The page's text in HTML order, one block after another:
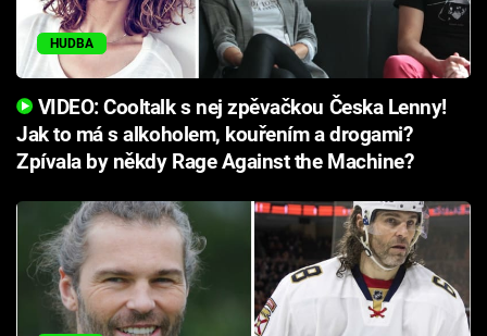
Přihlášení
Sledujte nás
HUDBA
VIDEO: Cooltalk s nej zpěvačkou Česka Lenny!
Jak to má s alkoholem, kouřením a drogami?
Zpívala by někdy Rage Against the Machine?